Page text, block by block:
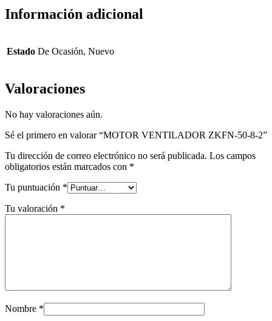
Información adicional
Estado De Ocasión, Nuevo
Valoraciones
No hay valoraciones aún.
Sé el primero en valorar “MOTOR VENTILADOR ZKFN-50-8-2”
Tu dirección de correo electrónico no será publicada. Los campos
obligatorios están marcados con *
Tu puntuación *
Tu valoración *
Nombre *